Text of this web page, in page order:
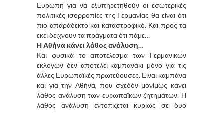
Ευρώπη για να εξυπηρετηθούν οι εσωτερικές
πολιτικές ισορροπίες της Γερμανίας θα είναι ότι
πιο απαράδεκτο και καταστροφικό. Και προς τα
εκεί δείχνουν τα πράγματα ότι πάμε…
Η Αθήνα κάνει λάθος ανάλυση…
Και φυσικά το αποτέλεσμα των Γερμανικών
εκλογών δεν αποτελεί καμπανάκι μόνο για τις
άλλες Ευρωπαϊκές πρωτεύουσες. Είναι καμπάνα
και για την Αθήνα, που σχεδόν μονίμως κάνει
λάθος ανάλυση των ευρωπαϊκών ζητημάτων. Η
λάθος ανάλυση εντοπίζεται κυρίως σε δύο